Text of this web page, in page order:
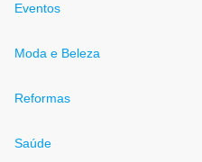
Eventos
Moda e Beleza
Reformas
Saúde